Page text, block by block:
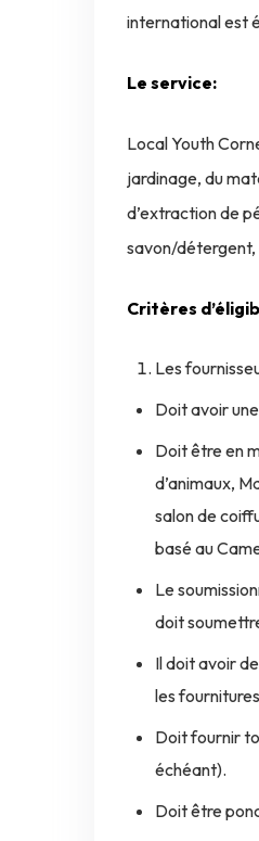
international est
Le service:
Local Youth
jardinage, du
d’extraction de
savon/détergent,
Critères
Les
Doit avoir
Doit être en
d’animaux,
salon de
basé au
Le
doit
Il doit avoir
les
Doit fournir
échéant).
Doit être